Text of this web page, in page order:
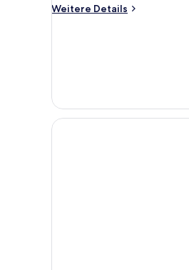
Weitere Details
Weitere